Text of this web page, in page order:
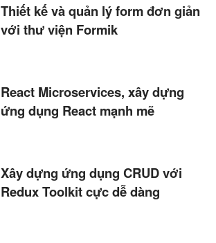
Thiết kế và quản lý form đơn giản
với thư viện Formik
React Microservices, xây dựng
ứng dụng React mạnh mẽ
Xây dựng ứng dụng CRUD với
Redux Toolkit cực dễ dàng